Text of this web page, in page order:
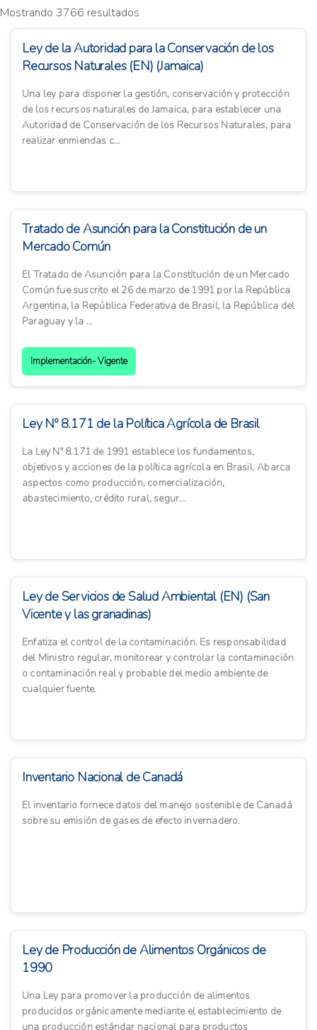
Mostrando 3766 resultados
Ley de la Autoridad para la Conservación de los
Recursos Naturales (EN) (Jamaica)
Una ley para disponer la gestión, conservación y protección
de los recursos naturales de Jamaica, para establecer una
Autoridad de Conservación de los Recursos Naturales, para
realizar enmiendas c...
Tratado de Asunción para la Constitución de un
Mercado Común
El Tratado de Asunción para la Constitución de un Mercado
Común fue suscrito el 26 de marzo de 1991 por la República
Argentina, la República Federativa de Brasil, la República del
Paraguay y la ...
Implementación- Vigente
Ley Nº 8.171 de la Política Agrícola de Brasil
La Ley Nº 8.171 de 1991 establece los fundamentos,
objetivos y acciones de la política agrícola en Brasil. Abarca
aspectos como producción, comercialización,
abastecimiento, crédito rural, segur...
Ley de Servicios de Salud Ambiental (EN) (San
Vicente y las granadinas)
Enfatiza el control de la contaminación. Es responsabilidad
del Ministro regular, monitorear y controlar la contaminación
o contaminación real y probable del medio ambiente de
cualquier fuente.
Inventario Nacional de Canadá
El inventario fornece datos del manejo sostenible de Canadá
sobre su emisión de gases de efecto invernadero.
Ley de Producción de Alimentos Orgánicos de
1990
Una Ley para promover la producción de alimentos
producidos orgánicamente mediante el establecimiento de
una producción estándar nacional para productos